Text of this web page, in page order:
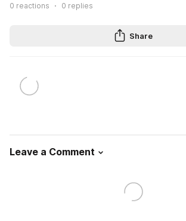
0 reactions 0 replies
Share
Leave a Comment